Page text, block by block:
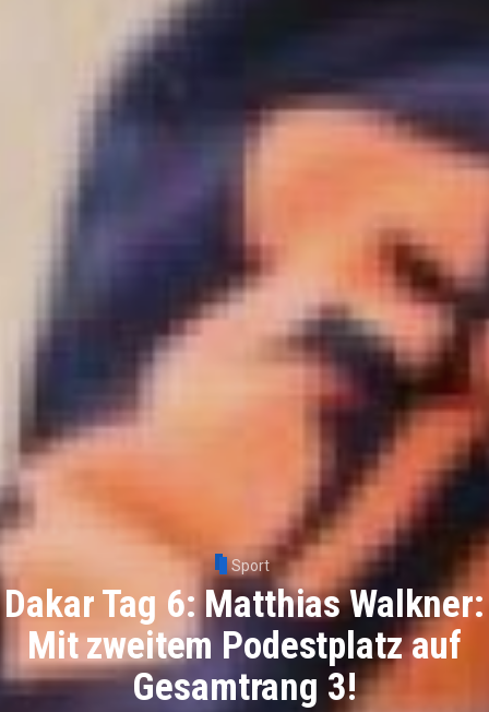
Sport
Dakar Tag 6: Matthias Walkner:
Mit zweitem Podestplatz auf
Gesamtrang 3!